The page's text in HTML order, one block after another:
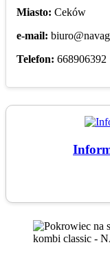
Miasto: Ceków
e-mail:
Telefon: 668906392